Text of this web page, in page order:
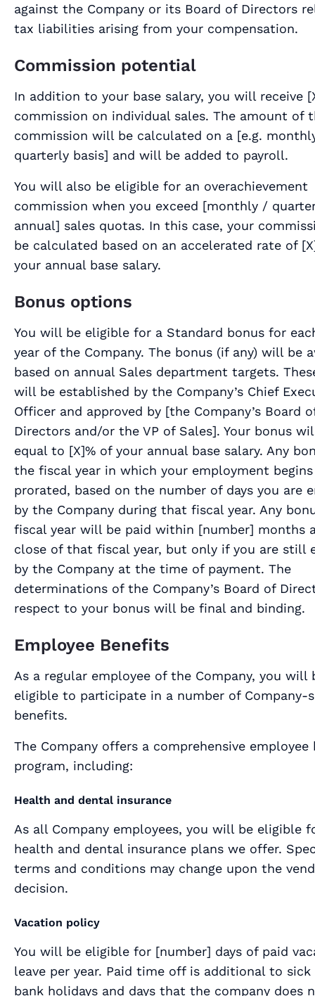
against the Company or its Board of Directors
tax liabilities arising from your compensation.
Commission potential
In addition to your base salary, you will receive [
commission on individual sales. The amount of
commission will be calculated on a [e.g.
quarterly basis] and will be added to payroll.
You will also be eligible for an overachievement
commission when you exceed [monthly /
annual] sales quotas. In this case, your
be calculated based on an accelerated rate of [X
your annual base salary.
Bonus options
You will be eligible for a Standard bonus for
year of the Company. The bonus (if any) will be
based on annual Sales department targets.
will be established by the Company’s Chief
Officer and approved by [the Company’s Board
Directors and/or the VP of Sales]. Your bonus
equal to [X]% of your annual base salary. Any
the fiscal year in which your employment
prorated, based on the number of days you are
by the Company during that fiscal year. Any
fiscal year will be paid within [number] months
close of that fiscal year, but only if you are still
by the Company at the time of payment. The
determinations of the Company’s Board of
respect to your bonus will be final and binding.
Employee Benefits
As a regular employee of the Company, you will
eligible to participate in a number of Company-
benefits.
The Company offers a comprehensive employee
program, including:
Health and dental insurance
As all Company employees, you will be eligible
health and dental insurance plans we offer.
terms and conditions may change upon the
decision.
Vacation policy
You will be eligible for [number] days of paid
leave per year. Paid time off is additional to sick
bank holidays and days that the company does